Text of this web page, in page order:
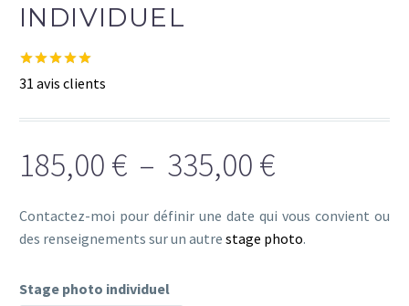
INDIVIDUEL
Noté4.97
31
notations
31 avis clients
185,00 € – 335,00 €Plage
prix :
Contactez-moi pour définir une date qui vous convient ou
des renseignements sur un autre stage photo.
Stage photo individuel